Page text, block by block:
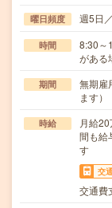
曜日頻度 週5日
時間
8:30～
がある
期間
無期雇
ます）
時給
月給
間も給
す
交
交通費